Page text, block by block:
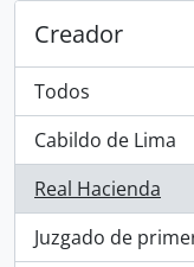
Creador
Todos
Cabildo de Lima
, 1 resultados
Real Hacienda
, 1 resultados
Juzgado de
, 1 resultados